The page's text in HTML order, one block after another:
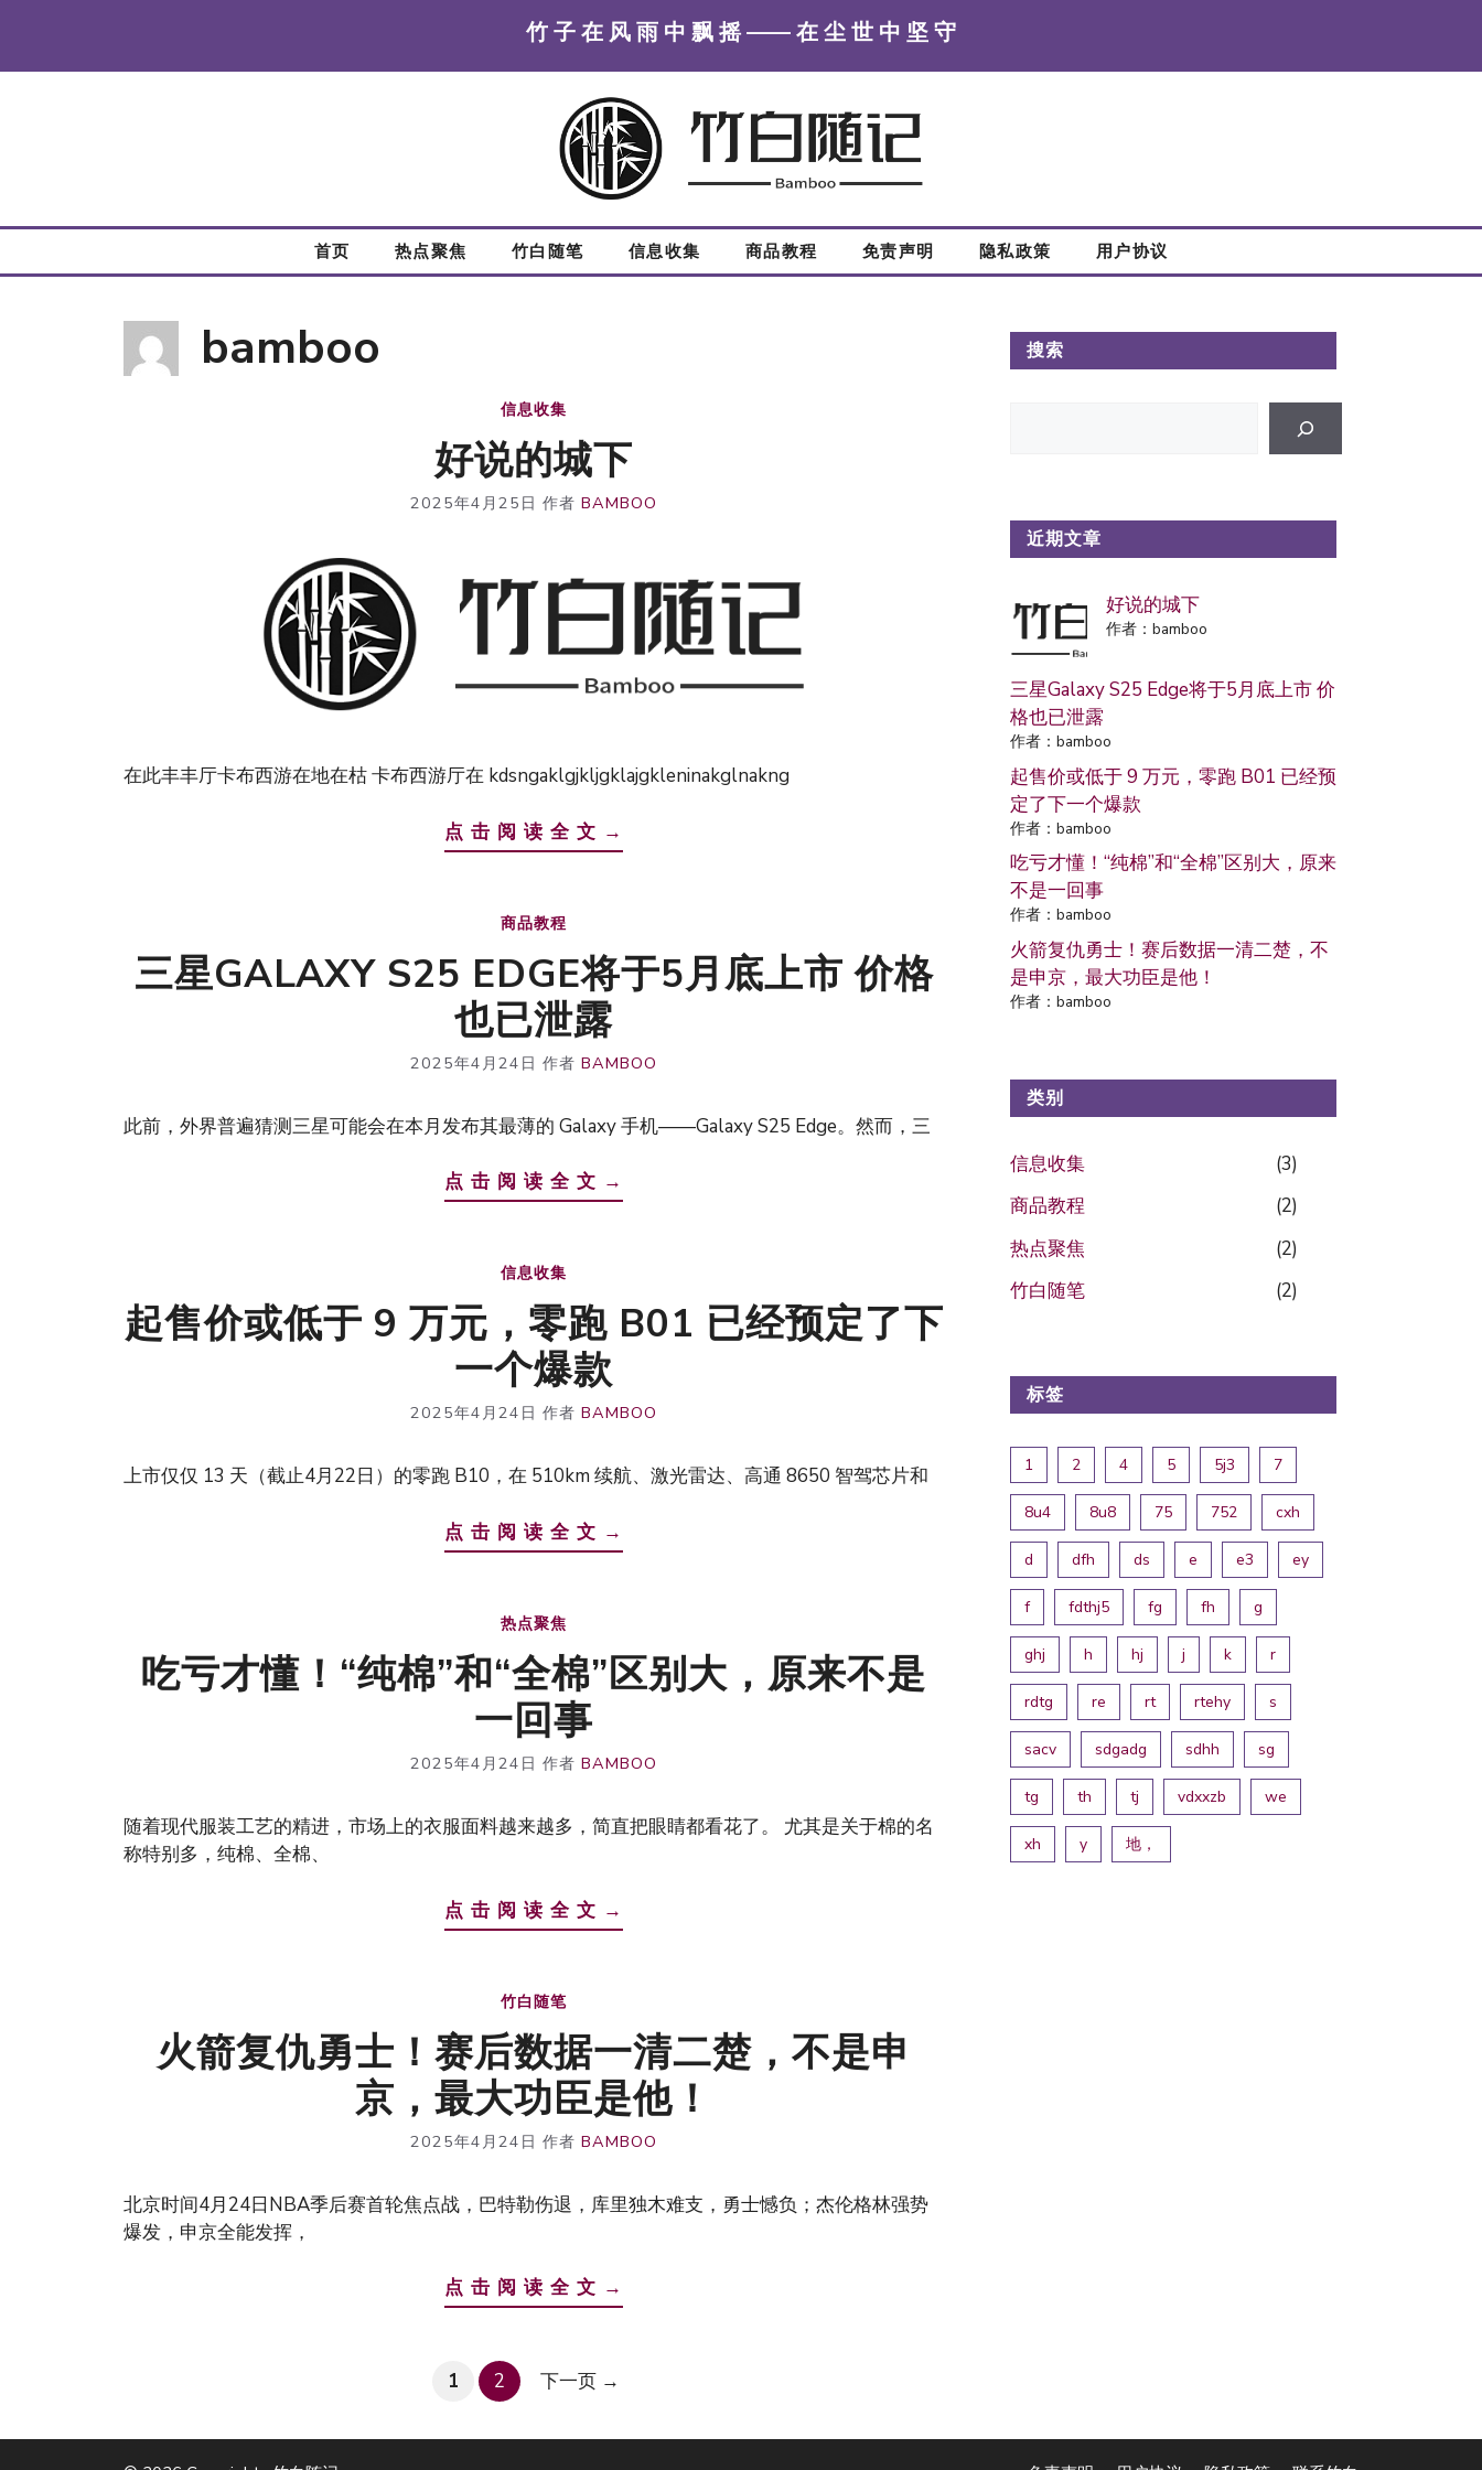
内
竹 子 在 风 雨 中 飘 摇 —— 在 尘 世 中 坚 守
首页 热点聚焦 竹白随笔 信息收集 商品教程 免责声明 隐私政策 用户协议
bamboo
信息收集
好说的城下
2025年4月25日 作者 BAMBOO
在此丰丰厅卡布西游在地在枯 卡布西游厅在 kdsngaklgjkljgklajgkleninakglnakng
点 击 阅 读 全 文 →
商品教程
三星GALAXY S25 EDGE将于5月底上市 价格
也已泄露
2025年4月24日 作者 BAMBOO
此前，外界普遍猜测三星可能会在本月发布其最薄的 Galaxy 手机——Galaxy S25 Edge。然而，三
点 击 阅 读 全 文 →
信息收集
起售价或低于 9 万元，零跑 B01 已经预定了下
一个爆款
2025年4月24日 作者 BAMBOO
上市仅仅 13 天（截止4月22日）的零跑 B10，在 510km 续航、激光雷达、高通 8650 智驾芯片和
点 击 阅 读 全 文 →
热点聚焦
吃亏才懂！“纯棉”和“全棉”区别大，原来不是
一回事
2025年4月24日 作者 BAMBOO
随着现代服装工艺的精进，市场上的衣服面料越来越多，简直把眼睛都看花了。 尤其是关于棉的名
称特别多，纯棉、全棉、
点 击 阅 读 全 文 →
竹白随笔
火箭复仇勇士！赛后数据一清二楚，不是申
京，最大功臣是他！
2025年4月24日 作者 BAMBOO
北京时间4月24日NBA季后赛首轮焦点战，巴特勒伤退，库里独木难支，勇士憾负；杰伦格林强势
爆发，申京全能发挥，
点 击 阅 读 全 文 →
页
1
页
面
2 下一页 →
搜索
近期文章
好说的城下
作者：bamboo
三星Galaxy S25 Edge将于5月底上市 价
格也已泄露
作者：bamboo
起售价或低于 9 万元，零跑 B01 已经预
定了下一个爆款
作者：bamboo
吃亏才懂！“纯棉”和“全棉”区别大，原来
不是一回事
作者：bamboo
火箭复仇勇士！赛后数据一清二楚，不
是申京，最大功臣是他！
作者：bamboo
类别
信息收集
(3)
商品教程
(2)
热点聚焦
(2)
竹白随笔
(2)
标签
1 2 4 5 5j3 7
8u4 8u8 75 752 cxh
d dfh ds e e3 ey
f fdthj5 fg fh g
ghj h hj j k r
rdtg re rt rtehy s
sacv sdgadg sdhh sg
tg th tj vdxxzb we
xh y 地，